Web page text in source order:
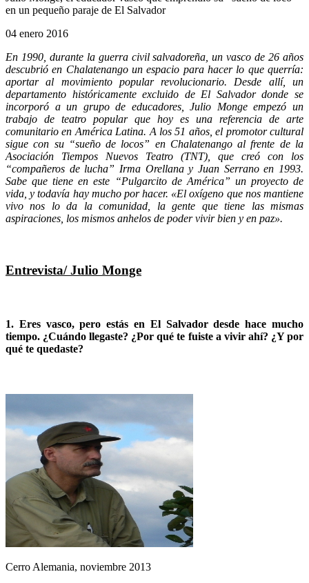
en un pequeño paraje de El Salvador
04 enero 2016
En 1990, durante la guerra civil salvadoreña, un vasco de 26 años
descubrió en Chalatenango un espacio para hacer lo que querría:
aportar al movimiento popular revolucionario. Desde allí, un
departamento históricamente excluido de El Salvador donde se
incorporó a un grupo de educadores, Julio Monge empezó un
trabajo de teatro popular que hoy es una referencia de arte
comunitario en América Latina. A los 51 años, el promotor cultural
sigue con su “sueño de locos” en Chalatenango al frente de la
Asociación Tiempos Nuevos Teatro (TNT), que creó con los
“compañeros de lucha” Irma Orellana y Juan Serrano en 1993.
Sabe que tiene en este “Pulgarcito de América” un proyecto de
vida, y todavía hay mucho por hacer. «El oxígeno que nos mantiene
vivo nos lo da la comunidad, la gente que tiene las mismas
aspiraciones, los mismos anhelos de poder vivir bien y en paz».
Entrevista/ Julio Monge
1. Eres vasco, pero estás en El Salvador desde hace mucho
tiempo. ¿Cuándo llegaste? ¿Por qué te fuiste a vivir ahí? ¿Y por
qué te quedaste?
Cerro Alemania, noviembre 2013